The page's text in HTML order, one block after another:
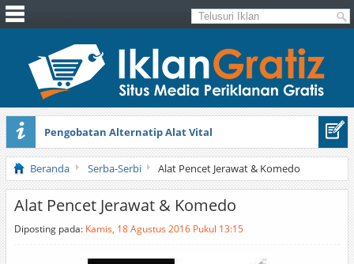
Pengobatan Alternatip Alat Vital
Pita Cantik Pesona
Beranda Serba-Serbi Alat Pencet Jerawat & Komedo
Alat Pencet Jerawat & Komedo
Diposting pada: Kamis, 18 Agustus 2016 Pukul 13:15